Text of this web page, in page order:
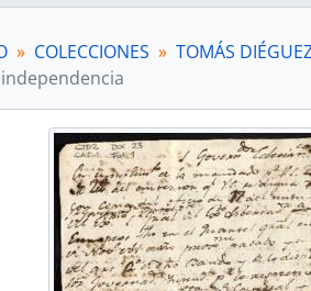
[Unidad documental simple]
[Unidad documental simple]
[Unidad documental simple]
[Unidad documental simple]
[Unidad documental simple]
[Unidad documental simple]
[Unidad documental simple]
[Unidad documental simple]
[Unidad documental simple]
[Unidad documental simple]
COLECCIONES TOMÁS